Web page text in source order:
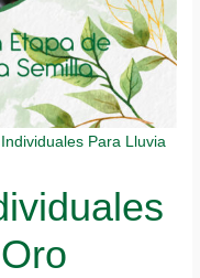
Para Lluvia